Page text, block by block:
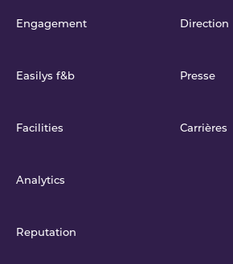
Engagement
Easilys f&b
Facilities
Analytics
Reputation
Direction
Presse
Carrières